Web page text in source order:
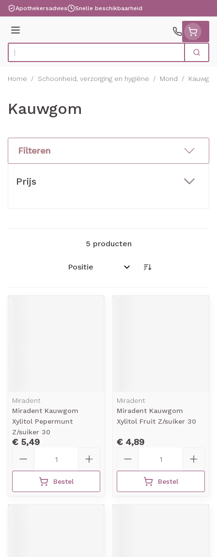
Ga naar de inhoud
Apothekersadvies Snelle beschikbaarheid
Menu
Product, merk, categorie... Zoek
Home / Schoonheid, verzorging en hygiëne / Mond /
Kauwgom
Filteren
Prijs
5 producten
Sorteer op:
Miradent
Miradent Kauwgom
Xylitol Pepermunt
Z/suiker 30
€ 5,49
Bestel
Miradent
Miradent Kauwgom
Xylitol Fruit Z/suiker 30
€ 4,89
Bestel